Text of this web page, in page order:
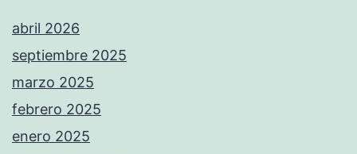
abril 2026
septiembre 2025
marzo 2025
febrero 2025
enero 2025